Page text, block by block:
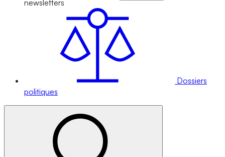
newsletters
Dossiers
politiques